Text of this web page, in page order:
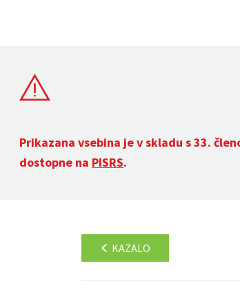
Prikazana vsebina je v skladu s 33.
dostopne na PISRS.
KAZALO